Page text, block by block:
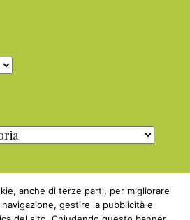
anche di terze parti, per migliorare
gestire la pubblicità e